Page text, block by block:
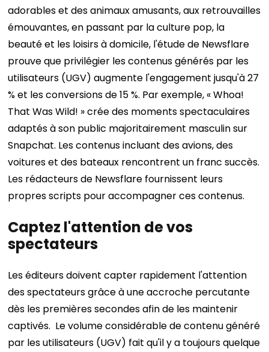
adorables et des animaux amusants, aux retrouvailles
émouvantes, en passant par la culture pop, la
beauté et les loisirs à domicile, l'étude de Newsflare
prouve que privilégier les contenus générés par les
utilisateurs (UGV) augmente l'engagement jusqu'à 27
% et les conversions de 15 %. Par exemple, « Whoa!
That Was Wild! » crée des moments spectaculaires
adaptés à son public majoritairement masculin sur
Snapchat. Les contenus incluant des avions, des
voitures et des bateaux rencontrent un franc succès.
Les rédacteurs de Newsflare fournissent leurs
propres scripts pour accompagner ces contenus.
Captez l'attention de vos
spectateurs
Les éditeurs doivent capter rapidement l'attention
des spectateurs grâce à une accroche percutante
dès les premières secondes afin de les maintenir
captivés. Le volume considérable de contenu généré
par les utilisateurs (UGV) fait qu'il y a toujours quelque